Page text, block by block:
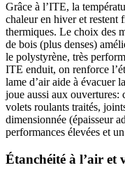
Grâce à l’ITE, la
chaleur en hiver et restent
thermiques. Le choix des
de bois (plus denses)
le polystyrène, très
ITE enduit, on renforce
lame d’air aide à évacuer
joue aussi aux ouvertures:
volets roulants traités,
dimensionnée (épaisseur
performances élevées et
Étanchéité à l’air et